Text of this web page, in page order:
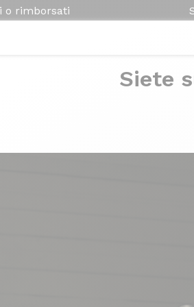
o rimborsati
Siete
> Axxome 350 Colors on demand